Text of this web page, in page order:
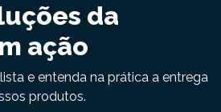
da
ação
e entenda na prática a entrega
produtos.